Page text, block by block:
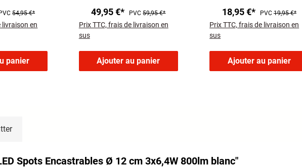
PVC54,95 €*
livraison en
panier
49,95 €* PVC59,95 €*
Prix TTC, frais de livraison en
sus
Ajouter au panier
Indirekter Backlight-Effekt
für angenehmes Raumlicht
18,95 €* PVC19,95 €*
Prix TTC, frais de livraison en
sus
Ajouter au panier
Spots Encastrables Ø 12 cm 3x6,4W 800lm blanc"